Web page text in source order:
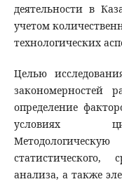
деятельности в
учетом
технологических
Целью
закономерностей
определение
условиях
статистического,
анализа, а также